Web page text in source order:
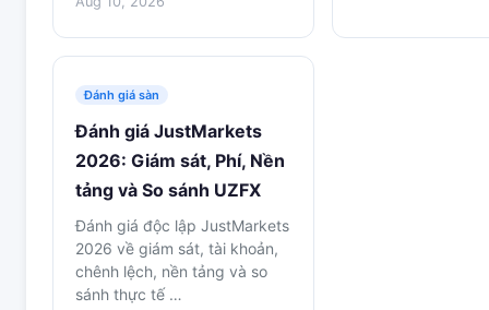
Đánh giá sàn
Đánh giá JustMarkets
2026: Giám sát, Phí, Nền
tảng và So sánh UZFX
Đánh giá độc lập JustMarkets
2026 về giám sát, tài khoản,
chênh lệch, nền tảng và so
sánh thực tế …